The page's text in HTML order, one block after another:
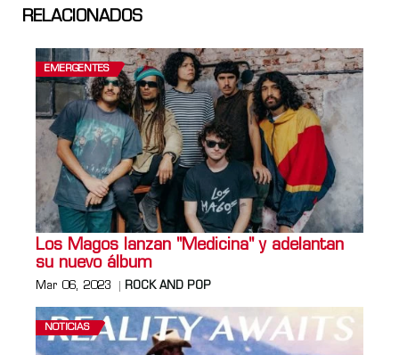
RELACIONADOS
EMERGENTES
Los Magos lanzan "Medicina" y adelantan
su nuevo álbum
Mar 06, 2023 ROCK AND POP
NOTICIAS